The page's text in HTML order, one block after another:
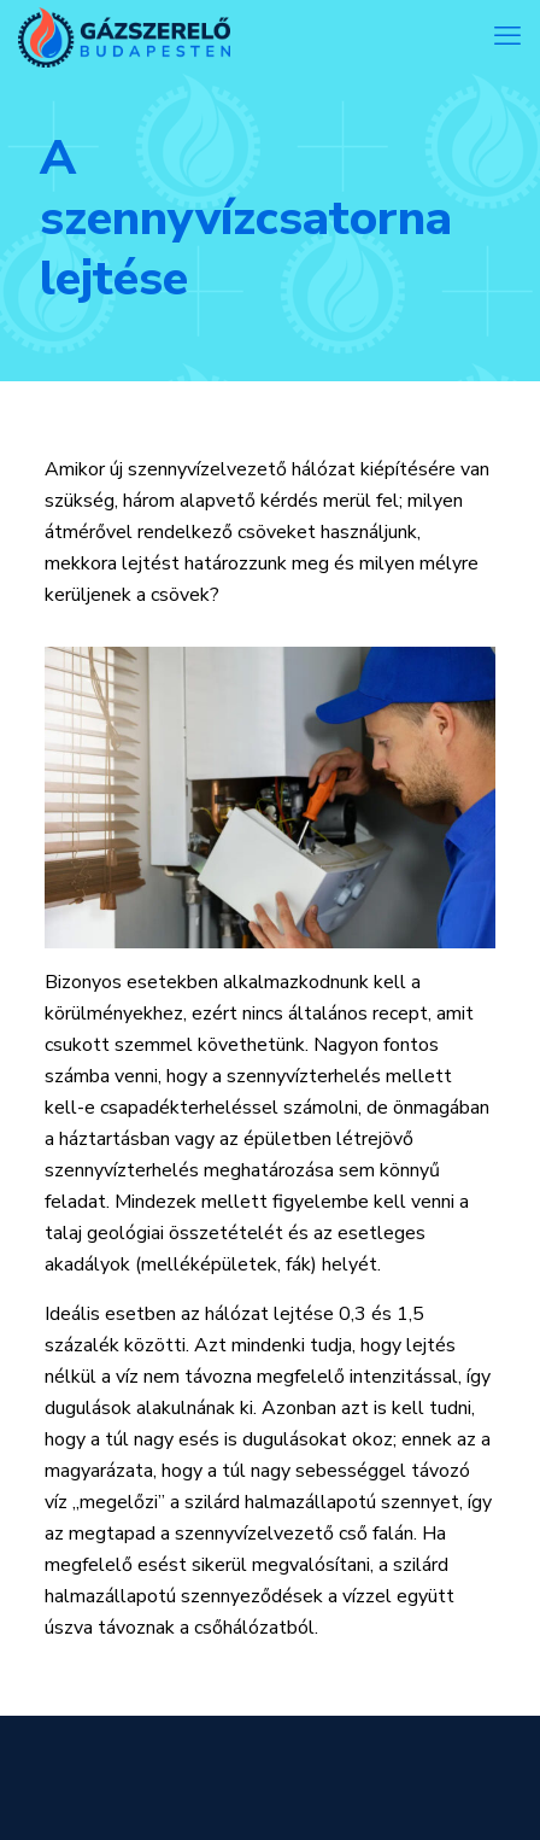
A
szennyvízcsatorna
lejtése
Amikor új szennyvízelvezető hálózat kiépítésére van
szükség, három alapvető kérdés merül fel; milyen
átmérővel rendelkező csöveket használjunk,
mekkora lejtést határozzunk meg és milyen mélyre
kerüljenek a csövek?
Bizonyos esetekben alkalmazkodnunk kell a
körülményekhez, ezért nincs általános recept, amit
csukott szemmel követhetünk. Nagyon fontos
számba venni, hogy a szennyvízterhelés mellett
kell-e csapadékterheléssel számolni, de önmagában
a háztartásban vagy az épületben létrejövő
szennyvízterhelés meghatározása sem könnyű
feladat. Mindezek mellett figyelembe kell venni a
talaj geológiai összetételét és az esetleges
akadályok (melléképületek, fák) helyét.
Ideális esetben az hálózat lejtése 0,3 és 1,5
százalék közötti. Azt mindenki tudja, hogy lejtés
nélkül a víz nem távozna megfelelő intenzitással, így
dugulások alakulnának ki. Azonban azt is kell tudni,
hogy a túl nagy esés is dugulásokat okoz; ennek az a
magyarázata, hogy a túl nagy sebességgel távozó
víz „megelőzi” a szilárd halmazállapotú szennyet, így
az megtapad a szennyvízelvezető cső falán. Ha
megfelelő esést sikerül megvalósítani, a szilárd
halmazállapotú szennyeződések a vízzel együtt
úszva távoznak a csőhálózatból.